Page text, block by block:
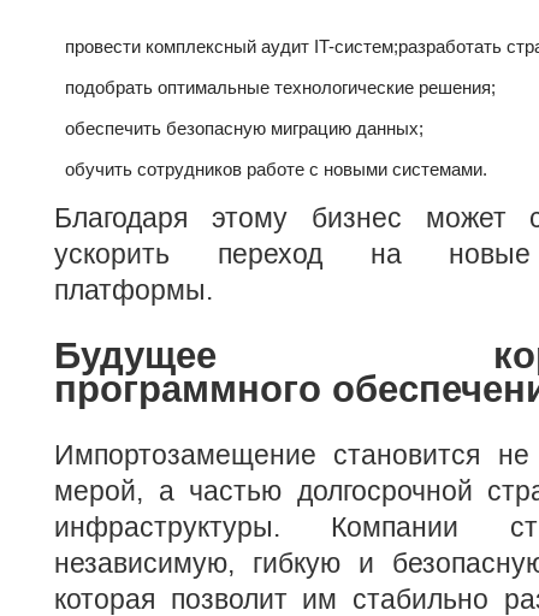
провести комплексный аудит IT-систем;разработать
подобрать оптимальные технологические решения;
обеспечить безопасную миграцию данных;
обучить сотрудников работе с новыми системами.
Благодаря этому бизнес может
ускорить переход на новые
платформы.
Будущее
программного
Импортозамещение становится
мерой, а частью долгосрочной
инфраструктуры. Компании
независимую, гибкую и
которая позволит им стабильно